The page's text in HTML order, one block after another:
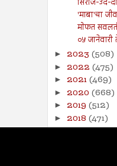
सिराज-उद-
'माबा'चा
मोफत
०५
► 2023 (508)
► 2022 (475)
► 2021(469)
► 2020 (668)
► 2019 (512)
► 2018 (471)
►2017(141)